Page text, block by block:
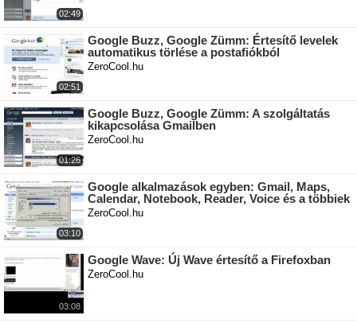
02:49
02:51
Google Buzz, Google Zümm: Értesítő levelek
automatikus törlése a postafiókból
ZeroCool.hu
01:26
Google Buzz, Google Zümm: A szolgáltatás
kikapcsolása Gmailben
ZeroCool.hu
03:10
Google alkalmazások egyben: Gmail, Maps,
Calendar, Notebook, Reader, Voice és a többiek
ZeroCool.hu
03:08
Google Wave: Új Wave értesítő a Firefoxban
ZeroCool.hu